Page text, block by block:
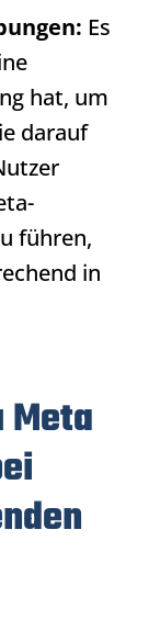
Es
hat, um
darauf
führen,
in